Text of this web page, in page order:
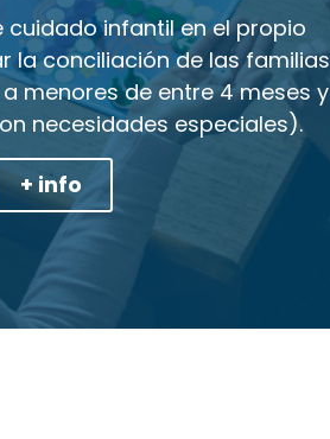
cuidado infantil en el propio
la conciliación de las familias
menores de entre 4 meses y
necesidades especiales).
+ info